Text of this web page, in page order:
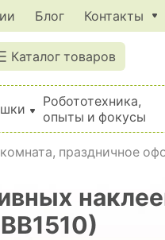
Блог Контакты
Каталог товаров
Робототехника,
опыты и фокусы
праздничное